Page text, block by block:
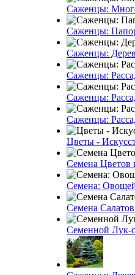
Саженцы:
Саженцы:
Саженцы:
Саженцы:
Саженцы:
Саженцы:
Цветы -
Семена Цветов
Семена:
Семена
Семенной Лук-